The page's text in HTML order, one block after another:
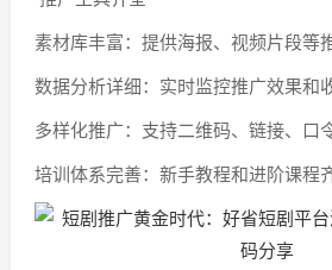
素材库丰富：提供海报、视频片段等
数据分析详细：实时监控推广效果和
多样化推广：支持二维码、链接、口
培训体系完善：新手教程和进阶课程